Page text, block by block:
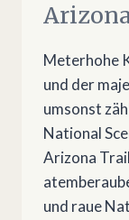
Meterhohe
und der
umsonst
National
Arizona
und raue